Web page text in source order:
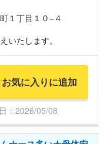
１丁目１０−４
いたします。
お気に入りに追加
：2026/05/08